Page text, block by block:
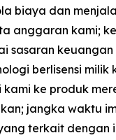
biaya dan
anggaran kami;
sasaran
berlisensi milik
kami ke produk
jangka waktu
terkait dengan